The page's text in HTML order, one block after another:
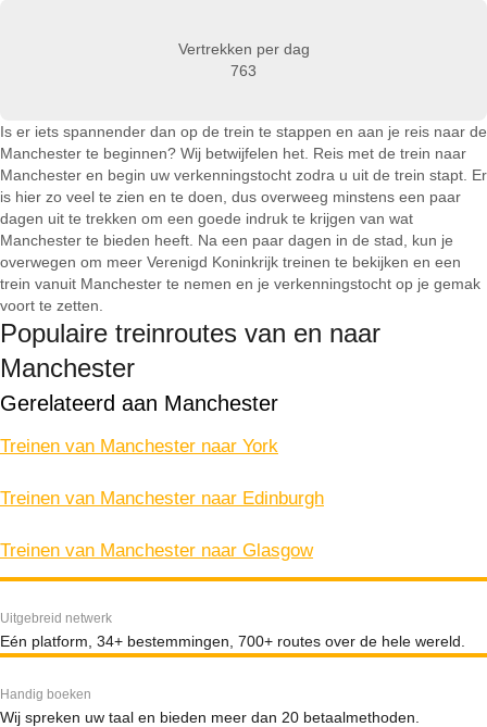
Vertrekken per dag
763
Is er iets spannender dan op de trein te stappen en aan je reis naar de
Manchester te beginnen? Wij betwijfelen het. Reis met de trein naar
Manchester en begin uw verkenningstocht zodra u uit de trein stapt. Er
is hier zo veel te zien en te doen, dus overweeg minstens een paar
dagen uit te trekken om een goede indruk te krijgen van wat
Manchester te bieden heeft. Na een paar dagen in de stad, kun je
overwegen om meer Verenigd Koninkrijk treinen te bekijken en een
trein vanuit Manchester te nemen en je verkenningstocht op je gemak
voort te zetten.
Populaire treinroutes van en naar
Manchester
Gerelateerd aan Manchester
Treinen van Manchester naar York
Treinen van Manchester naar Edinburgh
Treinen van Manchester naar Glasgow
Uitgebreid netwerk
Eén platform, 34+ bestemmingen, 700+ routes over de hele wereld.
Handig boeken
Wij spreken uw taal en bieden meer dan 20 betaalmethoden.